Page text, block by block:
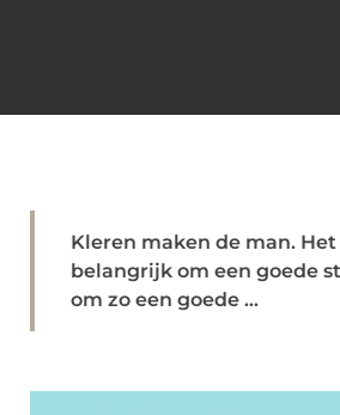
Kleren maken de man.
belangrijk om een goede
om zo een goede ...